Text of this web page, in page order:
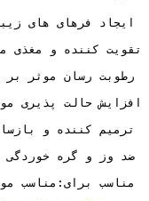
مناسب برای:مناسب